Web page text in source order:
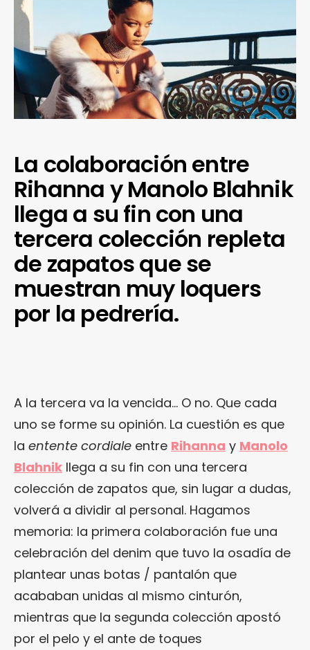
La colaboración entre
Rihanna y Manolo Blahnik
llega a su fin con una
tercera colección repleta
de zapatos que se
muestran muy loquers
por la pedrería.
A la tercera va la vencida… O no. Que cada
uno se forme su opinión. La cuestión es que
la entente cordiale entre Rihanna y Manolo
Blahnik llega a su fin con una tercera
colección de zapatos que, sin lugar a dudas,
volverá a dividir al personal. Hagamos
memoria: la primera colaboración fue una
celebración del denim que tuvo la osadía de
plantear unas botas / pantalón que
acababan unidas al mismo cinturón,
mientras que la segunda colección apostó
por el pelo y el ante de toques